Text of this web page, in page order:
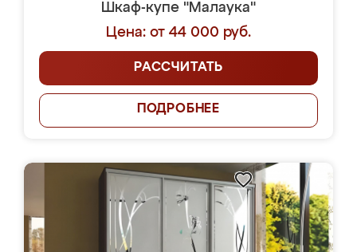
Шкаф-купе "Малаука"
Цена: от 44 000 руб.
РАССЧИТАТЬ
ПОДРОБНЕЕ